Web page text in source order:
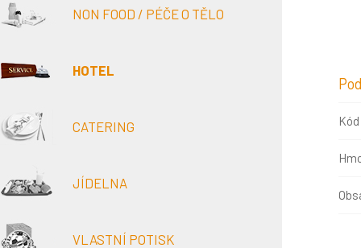
NON FOOD / PÉČE O TĚLO
HOTEL
CATERING
JÍDELNA
VLASTNÍ POTISK